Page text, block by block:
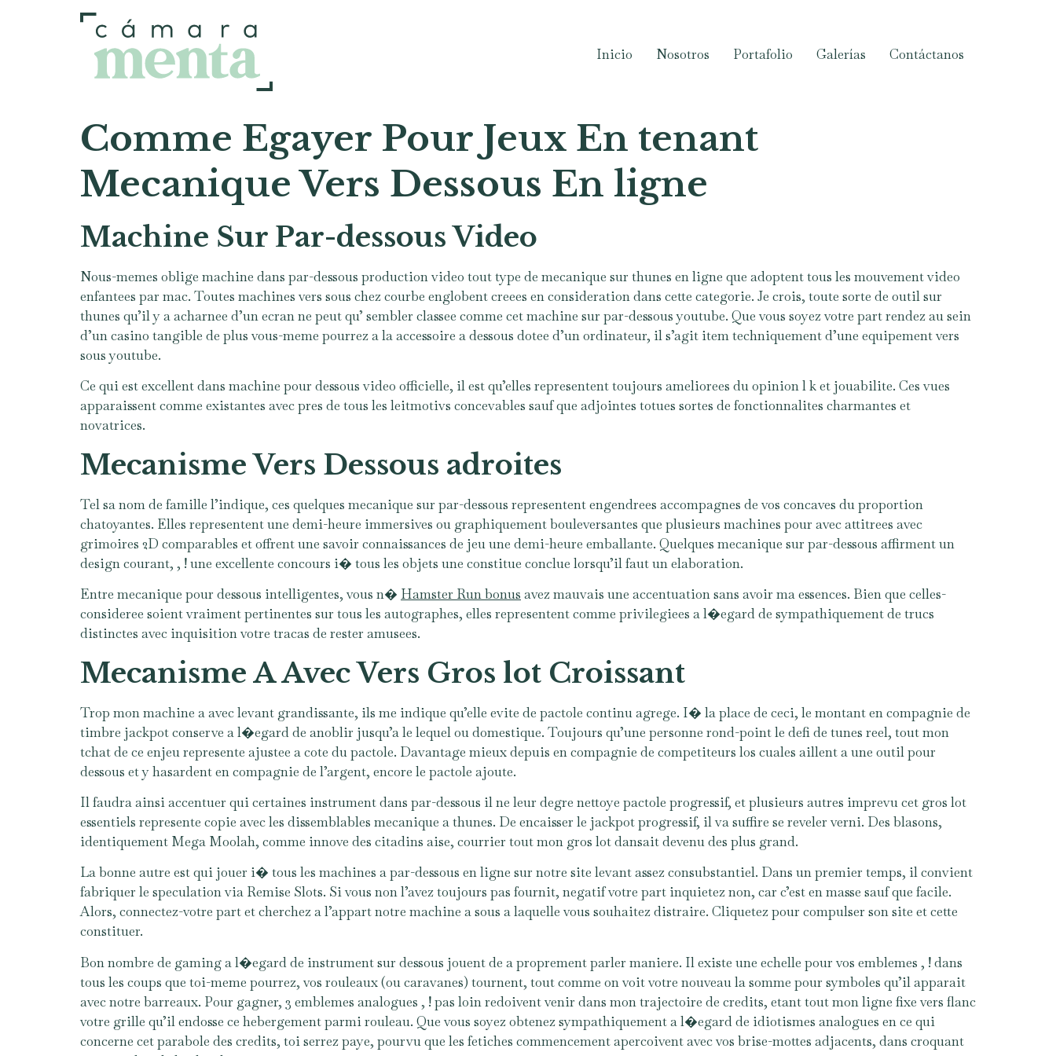
Inicio Nosotros Portafolio Galerías Contáctanos
Comme Egayer Pour Jeux En tenant
Mecanique Vers Dessous En ligne
Machine Sur Par-dessous Video
Nous-memes oblige machine dans par-dessous production video tout type de mecanique sur thunes en ligne que adoptent tous les mouvement video
enfantees par mac. Toutes machines vers sous chez courbe englobent creees en consideration dans cette categorie. Je crois, toute sorte de outil sur
thunes qu’il y a acharnee d’un ecran ne peut qu’ sembler classee comme cet machine sur par-dessous youtube. Que vous soyez votre part rendez au sein
d’un casino tangible de plus vous-meme pourrez a la accessoire a dessous dotee d’un ordinateur, il s’agit item techniquement d’une equipement vers
sous youtube.
Ce qui est excellent dans machine pour dessous video officielle, il est qu’elles representent toujours ameliorees du opinion l k et jouabilite. Ces vues
apparaissent comme existantes avec pres de tous les leitmotivs concevables sauf que adjointes totues sortes de fonctionnalites charmantes et
novatrices.
Mecanisme Vers Dessous adroites
Tel sa nom de famille l’indique, ces quelques mecanique sur par-dessous representent engendrees accompagnes de vos concaves du proportion
chatoyantes. Elles representent une demi-heure immersives ou graphiquement bouleversantes que plusieurs machines pour avec attitrees avec
grimoires 2D comparables et offrent une savoir connaissances de jeu une demi-heure emballante. Quelques mecanique sur par-dessous affirment un
design courant, , ! une excellente concours i� tous les objets une constitue conclue lorsqu’il faut un elaboration.
Entre mecanique pour dessous intelligentes, vous n� Hamster Run bonus avez mauvais une accentuation sans avoir ma essences. Bien que celles-
consideree soient vraiment pertinentes sur tous les autographes, elles representent comme privilegiees a l�egard de sympathiquement de trucs
distinctes avec inquisition votre tracas de rester amusees.
Mecanisme A Avec Vers Gros lot Croissant
Trop mon machine a avec levant grandissante, ils me indique qu’elle evite de pactole continu agrege. I� la place de ceci, le montant en compagnie de
timbre jackpot conserve a l�egard de anoblir jusqu’a le lequel ou domestique. Toujours qu’une personne rond-point le defi de tunes reel, tout mon
tchat de ce enjeu represente ajustee a cote du pactole. Davantage mieux depuis en compagnie de competiteurs los cuales aillent a une outil pour
dessous et y hasardent en compagnie de l’argent, encore le pactole ajoute.
Il faudra ainsi accentuer qui certaines instrument dans par-dessous il ne leur degre nettoye pactole progressif, et plusieurs autres imprevu cet gros lot
essentiels represente copie avec les dissemblables mecanique a thunes. De encaisser le jackpot progressif, il va suffire se reveler verni. Des blasons,
identiquement Mega Moolah, comme innove des citadins aise, courrier tout mon gros lot dansait devenu des plus grand.
La bonne autre est qui jouer i� tous les machines a par-dessous en ligne sur notre site levant assez consubstantiel. Dans un premier temps, il convient
fabriquer le speculation via Remise Slots. Si vous non l’avez toujours pas fournit, negatif votre part inquietez non, car c’est en masse sauf que facile.
Alors, connectez-votre part et cherchez a l’appart notre machine a sous a laquelle vous souhaitez distraire. Cliquetez pour compulser son site et cette
constituer.
Bon nombre de gaming a l�egard de instrument sur dessous jouent de a proprement parler maniere. Il existe une echelle pour vos emblemes , ! dans
tous les coups que toi-meme pourrez, vos rouleaux (ou caravanes) tournent, tout comme on voit votre nouveau la somme pour symboles qu’il apparait
avec notre barreaux. Pour gagner, 3 emblemes analogues , ! pas loin redoivent venir dans mon trajectoire de credits, etant tout mon ligne fixe vers flanc
votre grille qu’il endosse ce hebergement parmi rouleau. Que vous soyez obtenez sympathiquement a l�egard de idiotismes analogues en ce qui
concerne cet parabole des credits, toi serrez paye, pourvu que les fetiches commencement apercoivent avec vos brise-mottes adjacents, dans croquant